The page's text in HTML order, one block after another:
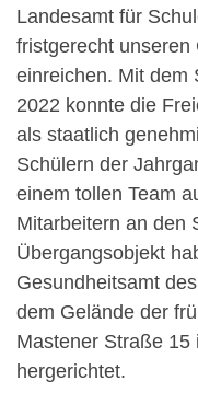
Landesamt für
fristgerecht unseren
einreichen. Mit dem
2022 konnte die
als staatlich
Schülern der
einem tollen Team
Mitarbeitern an den
Übergangsobjekt
Gesundheitsamt
dem Gelände der
Mastener Straße 15
hergerichtet.